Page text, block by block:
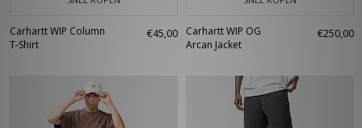
Carhartt WIP Column
T-Shirt
€45,00
Carhartt WIP OG
Arcan Jacket
€250,00